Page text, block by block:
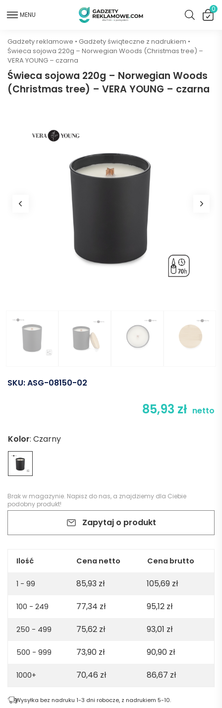
MENU
0
Gadżety reklamowe • Gadżety świąteczne z nadrukiem •
Świeca sojowa 220g – Norwegian Woods (Christmas tree) –
VERA YOUNG – czarna
Świeca sojowa 220g – Norwegian Woods
(Christmas tree) – VERA YOUNG – czarna
SKU:ASG-08150-02
85,93 zł netto
Kolor: Czarny
Brak w magazynie. Napisz do nas, a znajdziemy dla Ciebie
podobny produkt!
Zapytaj o produkt
Ilość Cena netto Cena brutto
1 - 99 85,93 zł 105,69 zł
100 - 249 77,34 zł 95,12 zł
250 - 499 75,62 zł 93,01 zł
500 - 999 73,90 zł 90,90 zł
1000+ 70,46 zł 86,67 zł
Wysyłka bez nadruku 1-3 dni robocze, z nadrukiem 5-10.